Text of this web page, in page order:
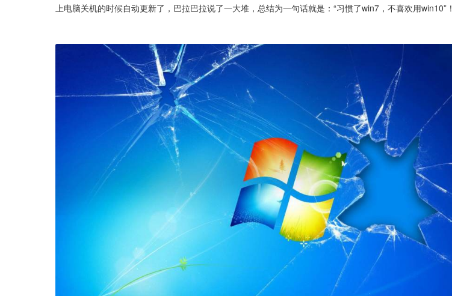
上电脑关机的时候自动更新了，巴拉巴拉说了一大堆，总结为一句话就是：“习惯了win7，不喜欢用win10”！